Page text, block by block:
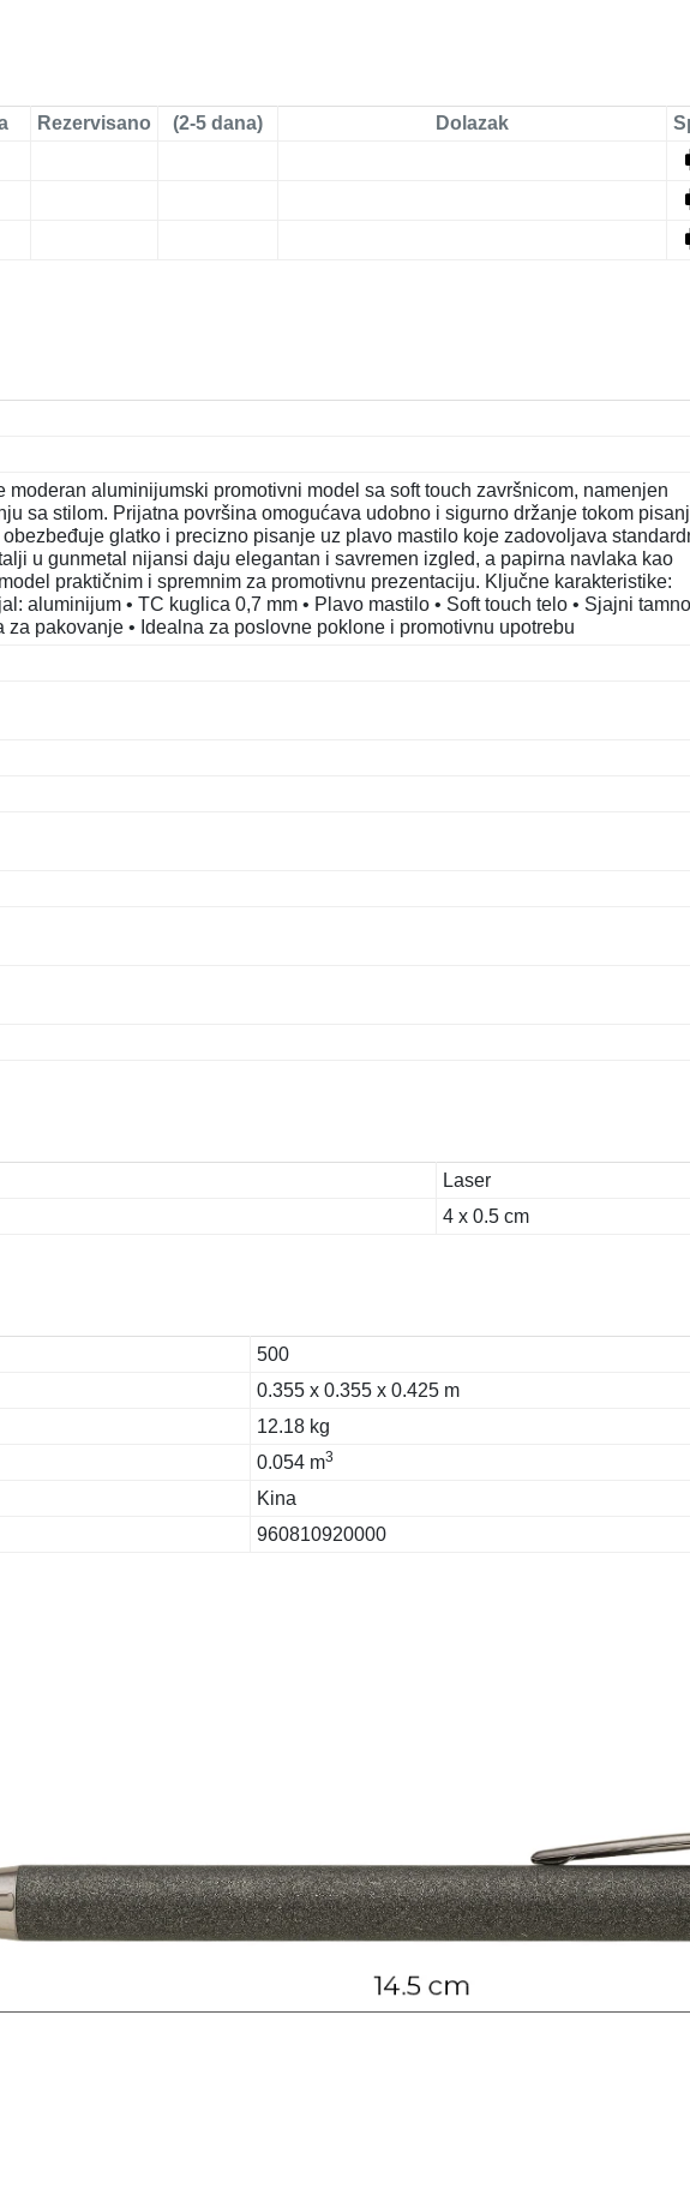
Rezervisano (2-5 dana) Dolazak
moderan aluminijumski promotivni model sa soft touch završnicom, namenjen
sa stilom. Prijatna površina omogućava udobno i sigurno držanje tokom
glatko i precizno pisanje uz plavo mastilo koje zadovoljava
u gunmetal nijansi daju elegantan i savremen izgled, a papirna navlaka kao
praktičnim i spremnim za promotivnu prezentaciju. Ključne karakteristike:
aluminijum • TC kuglica 0,7 mm • Plavo mastilo • Soft touch telo • Sjajni
za pakovanje • Idealna za poslovne poklone i promotivnu upotrebu
Laser
4 x 0.5 cm
500
0.355 x 0.355 x 0.425 m
12.18 kg
0.054 m3
Kina
960810920000